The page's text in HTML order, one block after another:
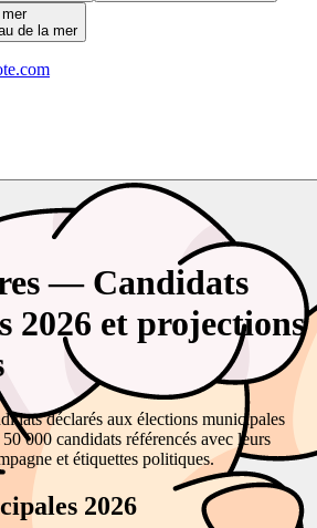
de la mer
— Candidats
2026 et projections
déclarés aux élections municipales
000 candidats référencés avec leurs
et étiquettes politiques.
2026